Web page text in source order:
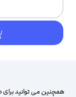
همچنین می توانید برای